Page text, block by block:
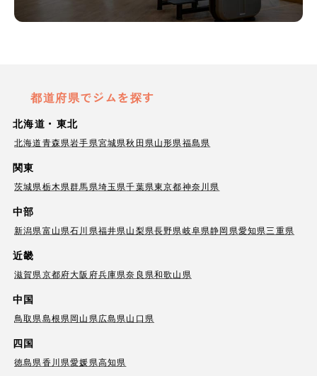
都道府県でジムを探す
北海道・東北
北海道青森県岩手県宮城県秋田県山形県福島県
関東
茨城県栃木県群馬県埼玉県千葉県東京都神奈川県
中部
新潟県富山県石川県福井県山梨県長野県岐阜県静岡県愛知県三重県
近畿
滋賀県京都府大阪府兵庫県奈良県和歌山県
中国
鳥取県島根県岡山県広島県山口県
四国
徳島県香川県愛媛県高知県